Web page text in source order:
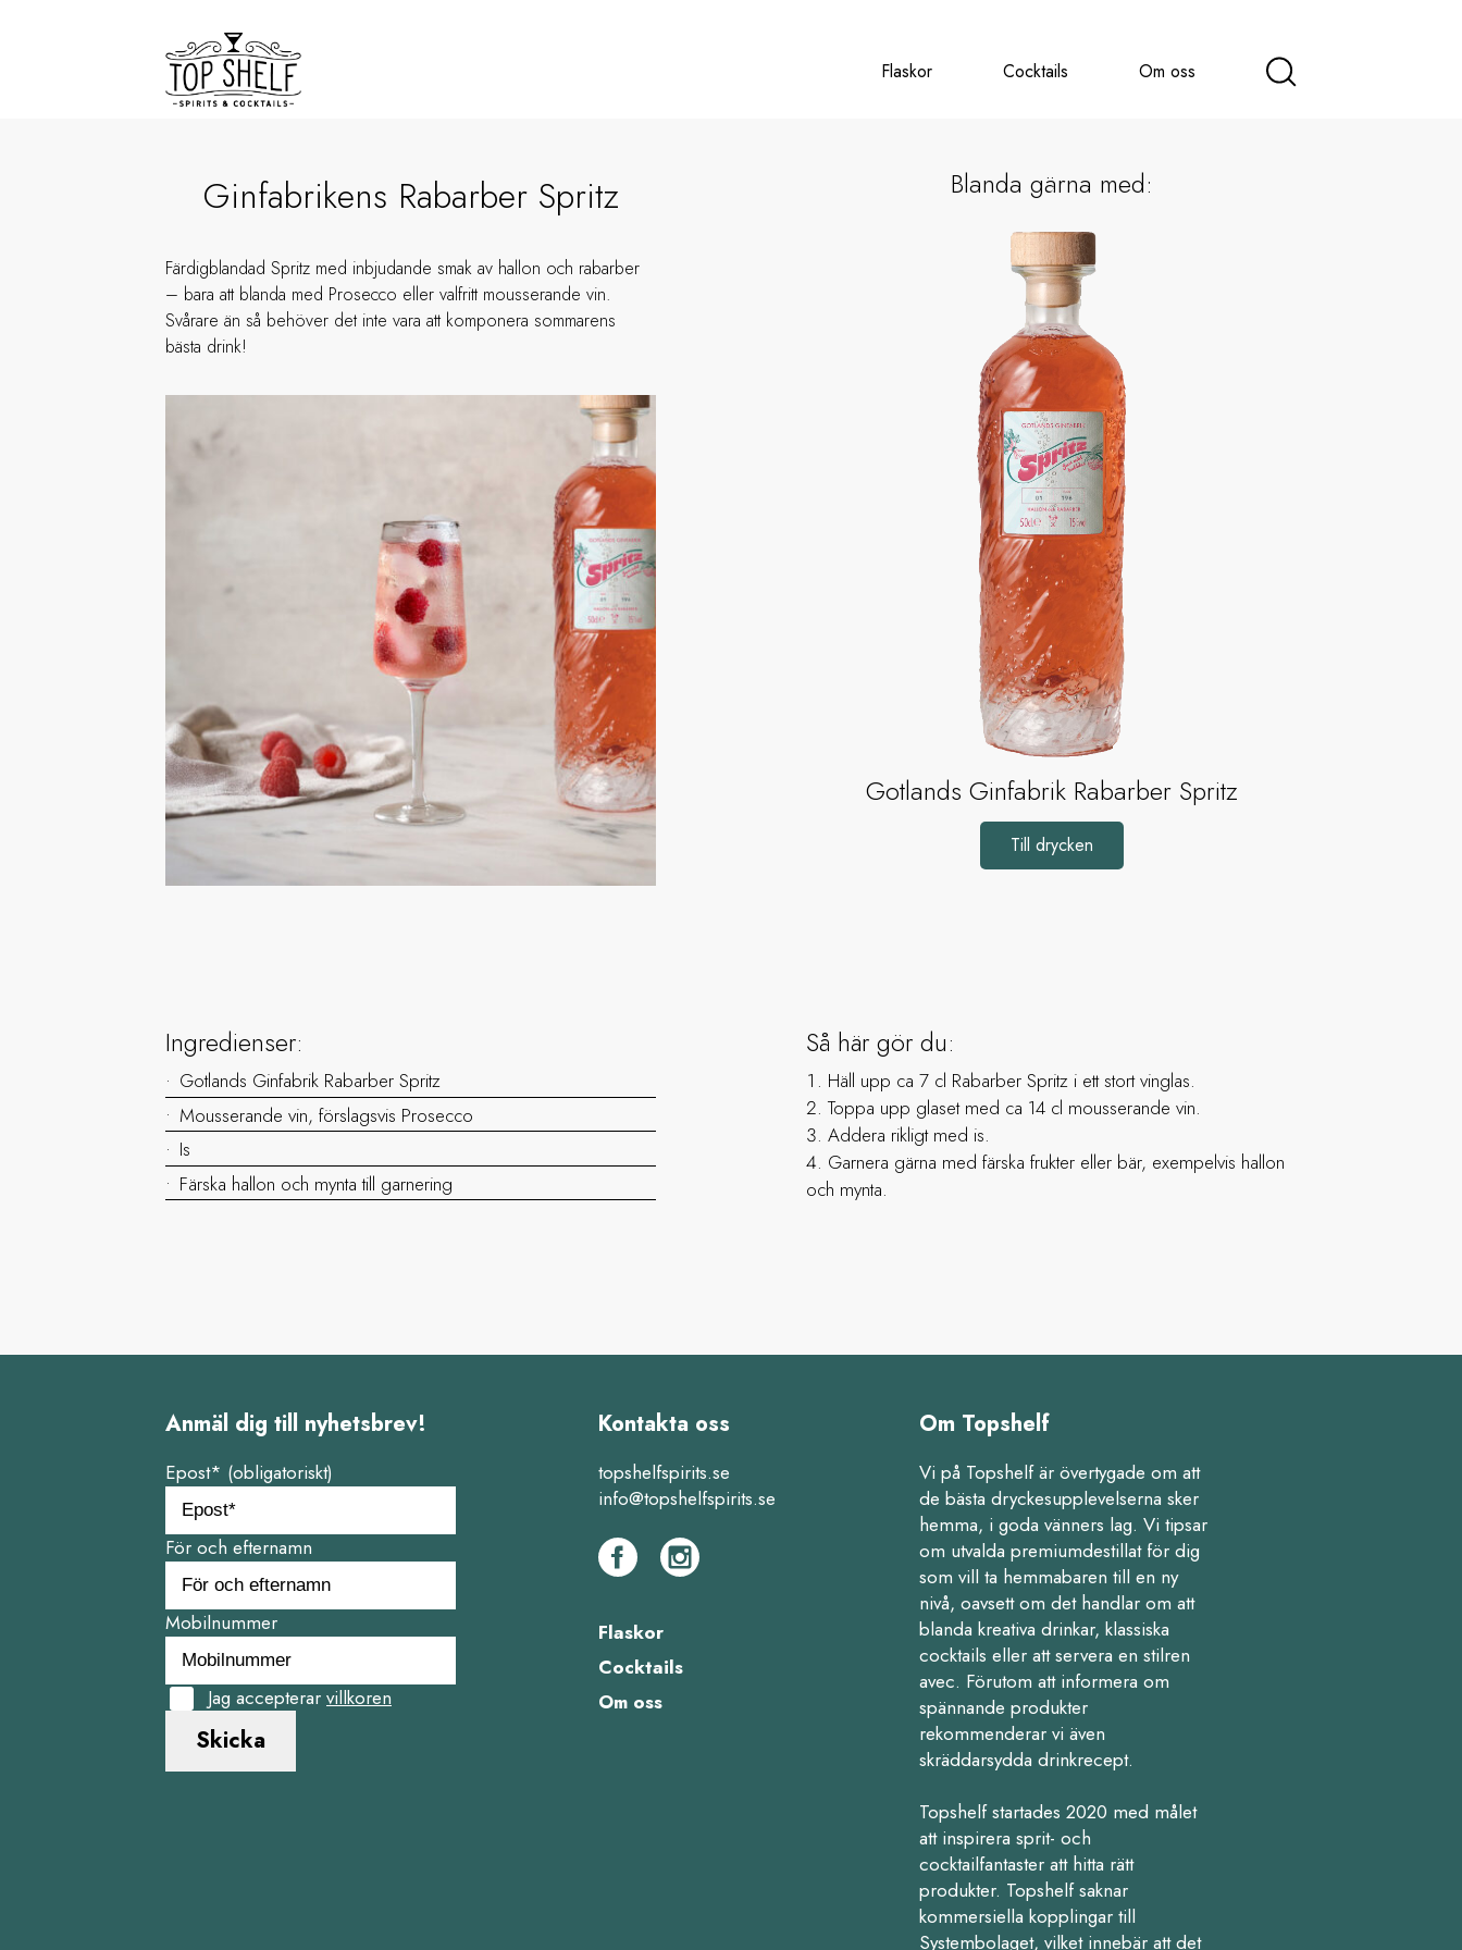
Flaskor Cocktails Om oss
Ginfabrikens Rabarber Spritz
Färdigblandad Spritz med inbjudande smak av hallon och rabarber
– bara att blanda med Prosecco eller valfritt mousserande vin.
Svårare än så behöver det inte vara att komponera sommarens
bästa drink!
Blanda gärna med:
Gotlands Ginfabrik Rabarber Spritz
Till drycken
Ingredienser:
Gotlands Ginfabrik Rabarber Spritz
Mousserande vin, förslagsvis Prosecco
Is
Färska hallon och mynta till garnering
Så här gör du:
Häll upp ca 7 cl Rabarber Spritz i ett stort vinglas.
Toppa upp glaset med ca 14 cl mousserande vin.
Addera rikligt med is.
Garnera gärna med färska frukter eller bär, exempelvis hallon
och mynta.
Anmäl dig till nyhetsbrev!
Epost* (obligatoriskt)
För och efternamn
Mobilnummer
Jag accepterar villkoren
Skicka
Kontakta oss
topshelfspirits.se
info@topshelfspirits.se
Flaskor
Cocktails
Om oss
Om Topshelf
Vi på Topshelf är övertygade om att
de bästa dryckesupplevelserna sker
hemma, i goda vänners lag. Vi tipsar
om utvalda premiumdestillat för dig
som vill ta hemmabaren till en ny
nivå, oavsett om det handlar om att
blanda kreativa drinkar, klassiska
cocktails eller att servera en stilren
avec. Förutom att informera om
spännande produkter
rekommenderar vi även
skräddarsydda drinkrecept.
Topshelf startades 2020 med målet
att inspirera sprit- och
cocktailfantaster att hitta rätt
produkter. Topshelf saknar
kommersiella kopplingar till
Systembolaget, vilket innebär att det